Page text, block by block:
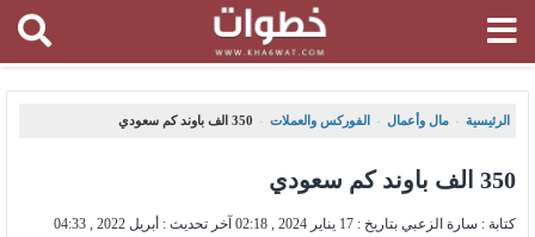
الرئيسية ، مال وأعمال ، الفوركس والعملات ، 350 الف باوند كم سعودي
350 الف باوند كم سعودي
كتابة : سارة الزعبي بتاريخ : 17 يناير 2024 , 02:18 آخر تحديث : أبريل 2022 , 04:33